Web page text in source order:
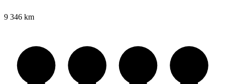
9 346 km